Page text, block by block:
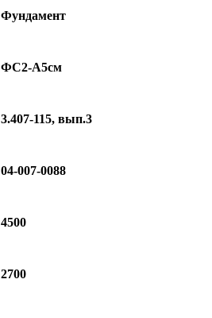
Фундамент
ФС2-А5см
3.407-115, вып.3
04-007-0088
4500
2700